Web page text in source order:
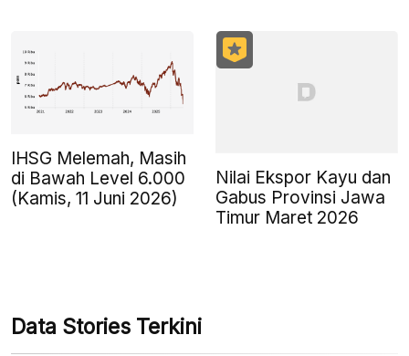
IHSG Melemah, Masih
di Bawah Level 6.000
(Kamis, 11 Juni 2026)
Nilai Ekspor Kayu dan
Gabus Provinsi Jawa
Timur Maret 2026
Data Stories Terkini